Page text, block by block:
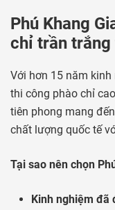
Phú Khang
chỉ trần
Với hơn 15 năm
thi công phào chỉ
tiên phong mang
chất lượng quốc tế
Tại sao nên chọn
Kinh nghiệm đã